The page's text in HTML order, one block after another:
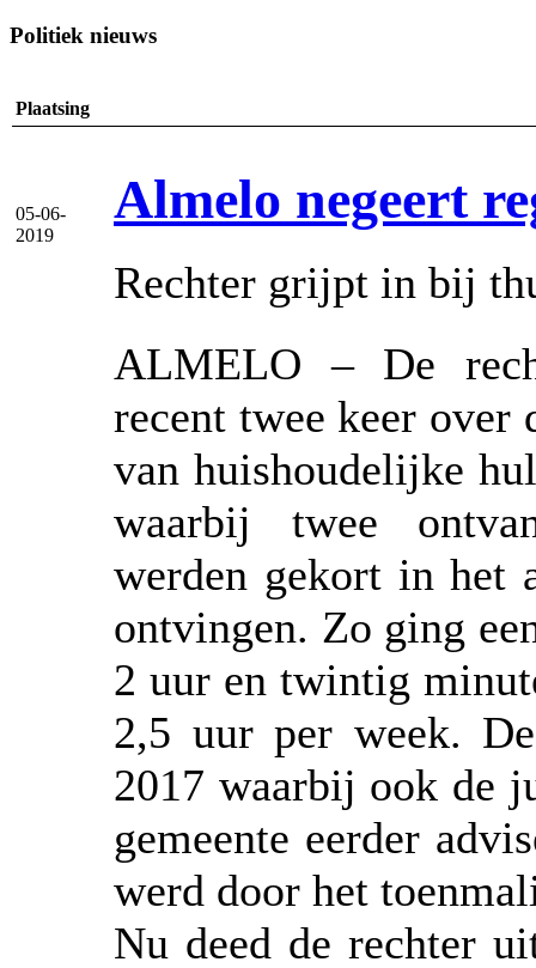
Politiek nieuws
Plaatsing
05-06-
2019
Almelo negeert
Rechter grijpt in bij
ALMELO – De
recent twee keer
van huishoudelijke
waarbij twee
werden gekort in het
ontvingen. Zo ging
2 uur en twintig
2,5 uur per week.
2017 waarbij ook de
gemeente eerder
werd door het
Nu deed de rechter